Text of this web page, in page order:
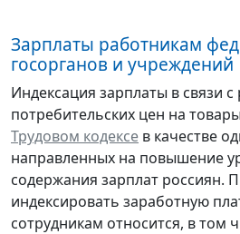
Зарплаты работникам
госорганов и учреждений
Индексация зарплаты в связи с
потребительских цен на
Трудовом кодексе в качестве
направленных на повышение
содержания зарплат россиян.
индексировать заработную
сотрудникам относится, в том